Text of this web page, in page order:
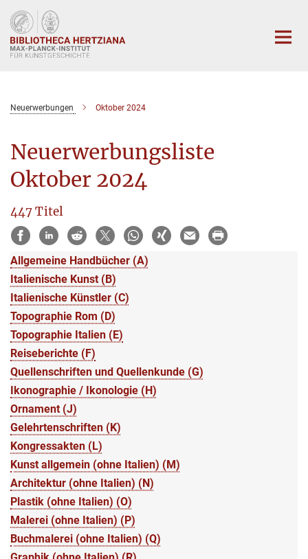
Hauptinhalt
Neuerwerbungen Oktober 2024
Neuerwerbungsliste
Oktober 2024
447 Titel
Allgemeine Handbücher (A)
Italienische Kunst (B)
Italienische Künstler (C)
Topographie Rom (D)
Topographie Italien (E)
Reiseberichte (F)
Quellenschriften und Quellenkunde (G)
Ikonographie / Ikonologie (H)
Ornament (J)
Gelehrtenschriften (K)
Kongressakten (L)
Kunst allgemein (ohne Italien) (M)
Architektur (ohne Italien) (N)
Plastik (ohne Italien) (O)
Malerei (ohne Italien) (P)
Buchmalerei (ohne Italien) (Q)